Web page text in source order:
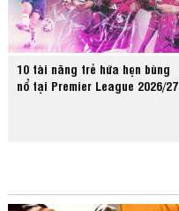
10 tài năng trẻ hứa hẹn bùng
nổ tại Premier League 2026/27